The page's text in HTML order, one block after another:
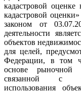
кадастровой
кадастровой
законом от
деятельности
объектов
для целей,
Федерации, в том
основе
связанной с
использования